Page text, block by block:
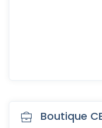
Boutique